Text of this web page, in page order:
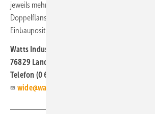
jeweils mehrere Anschlussoptionen: Zentrier-
Doppelflanschgehäuse sowie eine senk- und
Einbauposition.
Watts Industries Deutschland
76829 Landau
Telefon (0 63 41) 9 65 60
wide@wattswater.com